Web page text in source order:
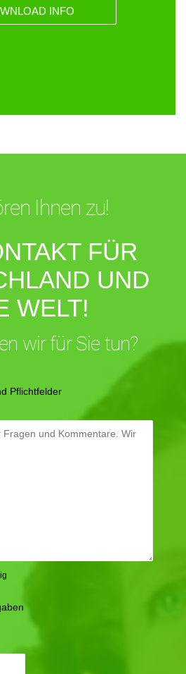
INFO
Ihnen zu!
FÜR
UND
WELT!
wir für Sie tun?
Pflichtfelder